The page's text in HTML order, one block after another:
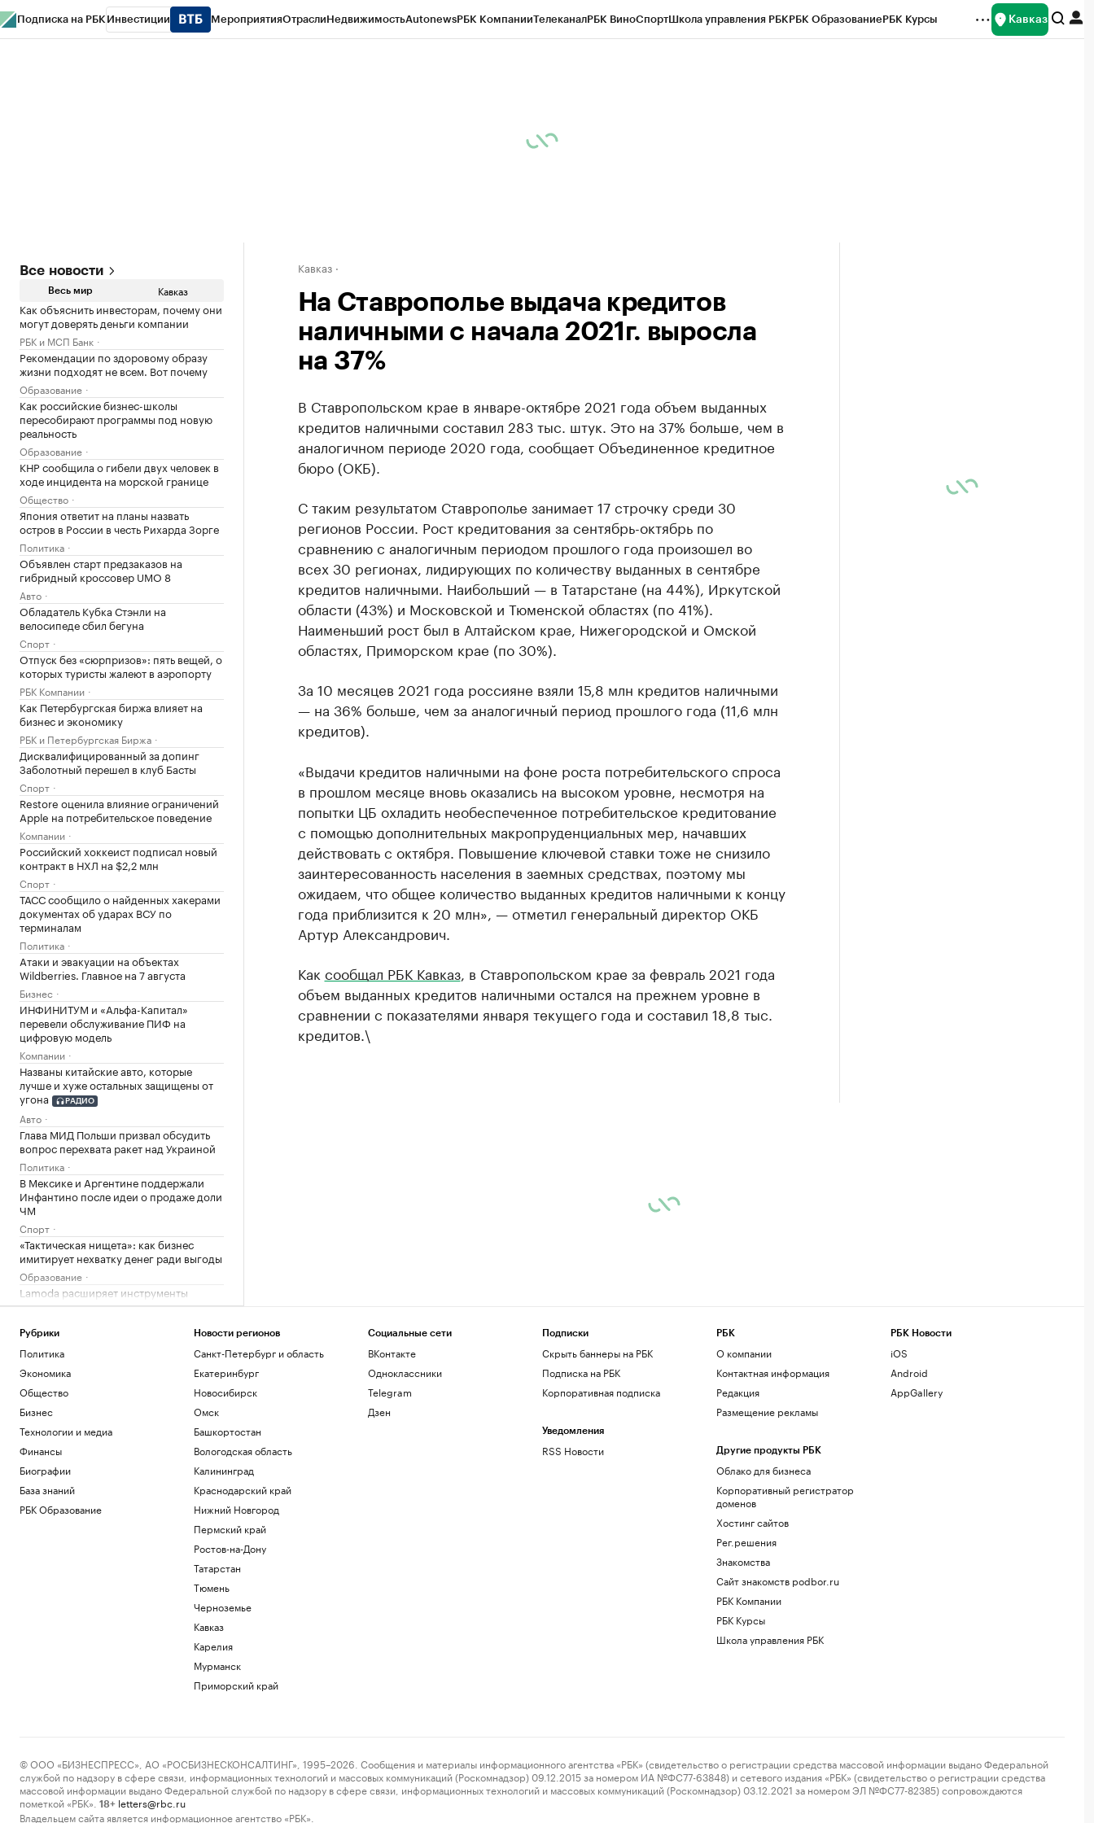
Подписка на РБК Инвестиции МероприятияОтраслиНедвижимостьAutonewsРБК КомпанииТелеканалРБК ВиноСпортШкола управления РБКРБК ОбразованиеРБК Курсы Кавказ
Все новости
Весь мир Кавказ
Как объяснить инвесторам, почему они
могут доверять деньги компании
РБК и МСП Банк
Рекомендации по здоровому образу
жизни подходят не всем. Вот почему
Образование
Как российские бизнес-школы
пересобирают программы под новую
реальность
Образование
КНР сообщила о гибели двух человек в
ходе инцидента на морской границе
Общество
Япония ответит на планы назвать
остров в России в честь Рихарда Зорге
Политика
Объявлен старт предзаказов на
гибридный кроссовер UMO 8
Авто
Обладатель Кубка Стэнли на
велосипеде сбил бегуна
Спорт
Отпуск без «сюрпризов»: пять вещей, о
которых туристы жалеют в аэропорту
РБК Компании
Как Петербургская биржа влияет на
бизнес и экономику
РБК и Петербургская Биржа
Дисквалифицированный за допинг
Заболотный перешел в клуб Басты
Спорт
Restore оценила влияние ограничений
Apple на потребительское поведение
Компании
Российский хоккеист подписал новый
контракт в НХЛ на $2,2 млн
Спорт
ТАСС сообщило о найденных хакерами
документах об ударах ВСУ по
терминалам
Политика
Атаки и эвакуации на объектах
Wildberries. Главное на 7 августа
Бизнес
ИНФИНИТУМ и «Альфа-Капитал»
перевели обслуживание ПИФ на
цифровую модель
Компании
Названы китайские авто, которые
лучше и хуже остальных защищены от
угона
РАДИО
Авто
Глава МИД Польши призвал обсудить
вопрос перехвата ракет над Украиной
Политика
В Мексике и Аргентине поддержали
Инфантино после идеи о продаже доли
ЧМ
Спорт
«Тактическая нищета»: как бизнес
имитирует нехватку денег ради выгоды
Образование
Lamoda расширяет инструменты
поддержки российских дизайнерских
Компании
Кавказ
На Ставрополье выдача кредитов
наличными с начала 2021г. выросла
на 37%
В Ставропольском крае в январе-октябре 2021 года объем выданных
кредитов наличными составил 283 тыс. штук. Это на 37% больше, чем в
аналогичном периоде 2020 года, сообщает Объединенное кредитное
бюро (ОКБ).
С таким результатом Ставрополье занимает 17 строчку среди 30
регионов России. Рост кредитования за сентябрь-октябрь по
сравнению с аналогичным периодом прошлого года произошел во
всех 30 регионах, лидирующих по количеству выданных в сентябре
кредитов наличными. Наибольший — в Татарстане (на 44%), Иркутской
области (43%) и Московской и Тюменской областях (по 41%).
Наименьший рост был в Алтайском крае, Нижегородской и Омской
областях, Приморском крае (по 30%).
За 10 месяцев 2021 года россияне взяли 15,8 млн кредитов наличными
— на 36% больше, чем за аналогичный период прошлого года (11,6 млн
кредитов).
«Выдачи кредитов наличными на фоне роста потребительского спроса
в прошлом месяце вновь оказались на высоком уровне, несмотря на
попытки ЦБ охладить необеспеченное потребительское кредитование
с помощью дополнительных макропруденциальных мер, начавших
действовать с октября. Повышение ключевой ставки тоже не снизило
заинтересованность населения в заемных средствах, поэтому мы
ожидаем, что общее количество выданных кредитов наличными к концу
года приблизится к 20 млн», — отметил генеральный директор ОКБ
Артур Александрович.
Как сообщал РБК Кавказ, в Ставропольском крае за февраль 2021 года
объем выданных кредитов наличными остался на прежнем уровне в
сравнении с показателями января текущего года и составил 18,8 тыс.
кредитов.\
Рубрики
Политика
Экономика
Общество
Бизнес
Технологии и медиа
Финансы
Биографии
База знаний
РБК Образование
Новости регионов
Санкт-Петербург и область
Екатеринбург
Новосибирск
Омск
Башкортостан
Вологодская область
Калининград
Краснодарский край
Нижний Новгород
Пермский край
Ростов-на-Дону
Татарстан
Тюмень
Черноземье
Кавказ
Карелия
Мурманск
Приморский край
Социальные сети
ВКонтакте
Одноклассники
Telegram
Дзен
Подписки
Скрыть баннеры на РБК
Подписка на РБК
Корпоративная подписка
Уведомления
RSS Новости
РБК
О компании
Контактная информация
Редакция
Размещение рекламы
Другие продукты РБК
Облако для бизнеса
Корпоративный регистратор
доменов
Хостинг сайтов
Рег.решения
Знакомства
Сайт знакомств podbor.ru
РБК Компании
РБК Курсы
Школа управления РБК
РБК Новости
iOS
Android
AppGallery
© ООО «БИЗНЕСПРЕСС», АО «РОСБИЗНЕСКОНСАЛТИНГ», 1995–2026. Сообщения и материалы информационного агентства «РБК» (свидетельство о регистрации средства массовой информации выдано Федеральной
службой по надзору в сфере связи, информационных технологий и массовых коммуникаций (Роскомнадзор) 09.12.2015 за номером ИА №ФС77-63848) и сетевого издания «РБК» (свидетельство о регистрации средства
массовой информации выдано Федеральной службой по надзору в сфере связи, информационных технологий и массовых коммуникаций (Роскомнадзор) 03.12.2021 за номером ЭЛ №ФС77-82385) сопровождаются
пометкой «РБК».
18+ letters@rbc.ru
Владельцем сайта является информационное агентство «РБК».